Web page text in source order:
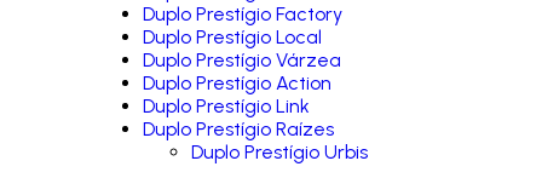
Duplo Prestígio Factory
Duplo Prestígio Local
Duplo Prestígio Várzea
Duplo Prestígio Action
Duplo Prestígio Link
Duplo Prestígio Raízes
Duplo Prestígio Urbis